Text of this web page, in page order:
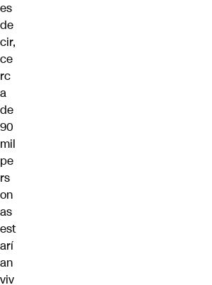
es
de
cir,
ce
rc
a
de
90
mil
pe
rs
on
as
est
arí
an
viv